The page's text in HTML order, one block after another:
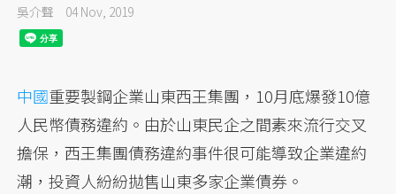
吳介聲 04 Nov, 2019
中國重要製鋼企業山東西王集團，10月底爆發10億
人民幣債務違約。由於山東民企之間素來流行交叉
擔保，西王集團債務違約事件很可能導致企業違約
潮，投資人紛紛拋售山東多家企業債券。